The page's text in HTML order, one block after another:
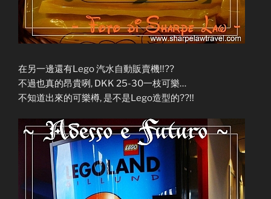
在另一邊還有Lego 汽水自動販賣機!!??
不過也真的昂貴咧, DKK 25-30一枝可樂…
不知道出來的可樂樽, 是不是Lego造型的??!!